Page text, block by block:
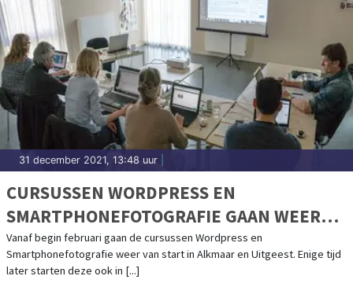
31 december 2021, 13:48 uur
CURSUSSEN WORDPRESS EN
SMARTPHONEFOTOGRAFIE GAAN WEER
BEGINNEN!
Vanaf begin februari gaan de cursussen Wordpress en
Smartphonefotografie weer van start in Alkmaar en Uitgeest. Enige tijd
later starten deze ook in [...]